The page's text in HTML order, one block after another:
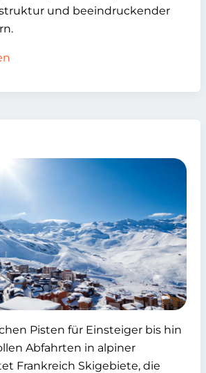
und beeindruckender
Pisten für Einsteiger bis hin
Abfahrten in alpiner
Frankreich Skigebiete, die